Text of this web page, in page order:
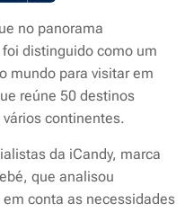
no panorama
distinguido como um
mundo para visitar em
reúne 50 destinos
continentes.
da iCandy, marca
que analisou
conta as necessidades